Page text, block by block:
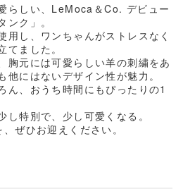
しい、 LeMoca ＆Co. デビュー
ンク」。
用し、ワンちゃんがストレスなく
ました。
胸元には可愛らしい羊の刺繍をあ
他にはないデザイン性が魅力。
ん、おうち時間にもぴったりの1
し特別で、少し可愛くなる。
、ぜひお迎えください。